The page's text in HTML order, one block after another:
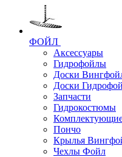
ФОЙЛ
Аксессуары
Гидрофойлы
Доски
Доски
Запчасти
Гидрокостюмы
Пончо
Крылья
Чехлы Фойл